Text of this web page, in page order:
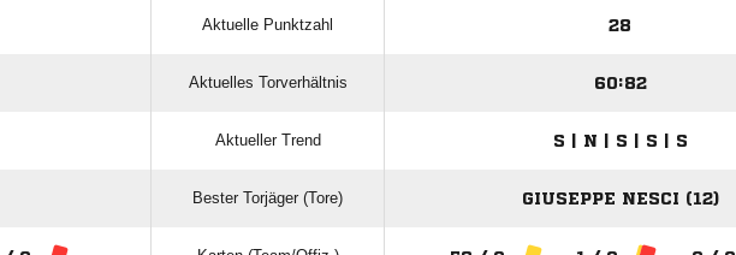
Aktuelle Punktzahl 28
Aktuelles Torverhältnis 60:82
Aktueller Trend S | N | S | S | S
Bester Torjäger (Tore) GIUSEPPE NESCI (12)